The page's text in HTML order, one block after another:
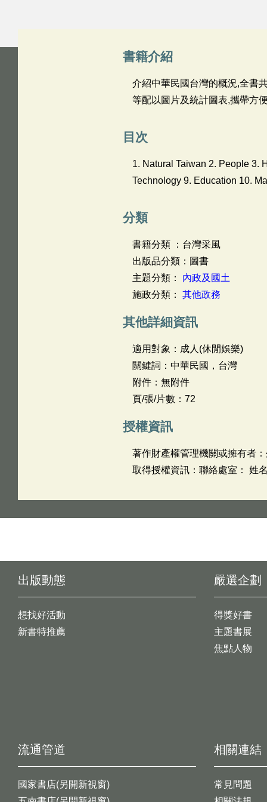
書籍介紹
介紹中華民國台灣的概況,全書
等配以圖片及統計圖表,攜帶方
目次
1. Natural Taiwan 2. People 3.
Technology 9. Education 10.
分類
書籍分類 ：台灣采風
出版品分類：圖書
主題分類： 內政及國土
施政分類： 其他政務
其他詳細資訊
適用對象：成人(休閒娛樂)
關鍵詞：中華民國，台灣
附件：無附件
頁/張/片數：72
授權資訊
著作財產權管理機關或擁有者
取得授權資訊：聯絡處室： 姓
出版動態
想找好活動
新書特推薦
嚴選企劃
得獎好書
主題書展
焦點人物
流通管道
國家書店(另開新視窗)
相關連結
常見問題